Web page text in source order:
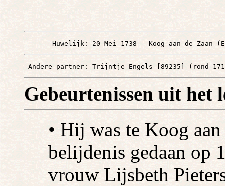
Huwelijk: 20 Mei 1738 - Koog aan de Zaan
Andere partner: Trijntje Engels [89235] (rond
Gebeurtenissen uit het
• Hij was te Koog
belijdenis gedaan op
vrouw Lijsbeth